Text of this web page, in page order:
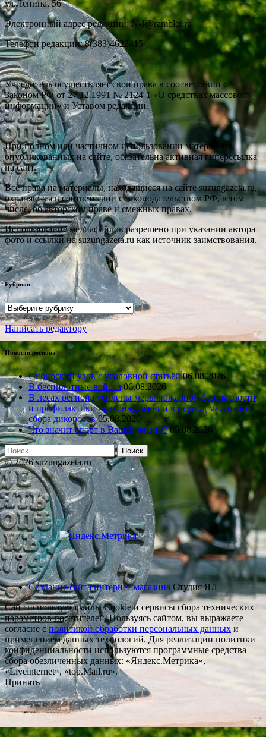
ул.Ленина, 56
Электронный адрес редакции: N-J@rambler.ru
Телефон редакции: 8(383)4622415
Учредитель осуществляет свои права в соответствии с
Законом РФ от 27.12.1991 № 2124-1 «О средствах массовой
информации» и Уставом редакции.
При полном или частичном использовании материалов,
опубликованных на сайте, обязательна активная гиперссылка
на сайт.
Все права на материалы, находящиеся на сайте suzungazeta.ru,
охраняются в соответствии с законодательством РФ, в том
числе, об авторском праве и смежных правах.
Использование медиафайлов разрешено при указании автора
фото и ссылки на suzungazeta.ru как источник заимствования.
Рубрики
Рубрики
Написать редактору
Новости региона
Сибирский улов с уголовной статьёй 06.08.2026
В беспилотные войска 06.08.2026
В лесах региона усилены меры пожарной безопасности
и профилактики правонарушений в период массового
сбора дикоросов 05.08.2026
Что значит спорт в Вашей жизни? 05.08.2026
Найти:
© 2026 suzungazeta.ru
Создание сайта интернет магазина Студия ЯЛ
Сайт использует файлы Cookie и сервисы сбора технических
параметров посетителей. Пользуясь сайтом, вы выражаете
согласие сполитикой обработки персональных данных и
применением данных технологий. Для реализации политики
конфиденциальности используются программные средства
сбора обезличенных данных: «Яндекс.Метрика»,
«Liveinternet», «top.Mail.ru».
Принять